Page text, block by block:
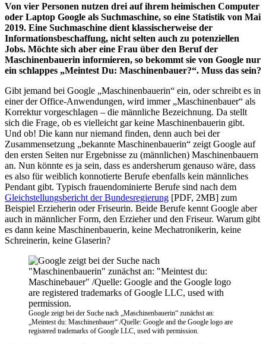
Von vier Personen nutzen drei auf ihrem heimischen Computer
oder Laptop Google als Suchmaschine, so eine Statistik von Mai
2019. Eine Suchmaschine dient klassischerweise der
Informationsbeschaffung, nicht selten auch zu potenziellen
Jobs. Möchte sich aber eine Frau über den Beruf der
Maschinenbauerin informieren, so bekommt sie von Google nur
ein schlappes „Meintest Du: Maschinenbauer?“. Muss das sein?
Gibt jemand bei Google „Maschinenbauerin“ ein, oder schreibt es in
einer der Office-Anwendungen, wird immer „Maschinenbauer“ als
Korrektur vorgeschlagen – die männliche Bezeichnung. Da stellt
sich die Frage, ob es vielleicht gar keine Maschinenbauerin gibt.
Und ob! Die kann nur niemand finden, denn auch bei der
Zusammensetzung „bekannte Maschinenbauerin“ zeigt Google auf
den ersten Seiten nur Ergebnisse zu (männlichen) Maschinenbauern
an. Nun könnte es ja sein, dass es andersherum genauso wäre, dass
es also für weiblich konnotierte Berufe ebenfalls kein männliches
Pendant gibt. Typisch frauendominierte Berufe sind nach dem
Gleichstellungsbericht der Bundesregierung [PDF, 2MB] zum
Beispiel Erzieherin oder Friseurin. Beide Berufe kennt Google aber
auch in männlicher Form, den Erzieher und den Friseur. Warum gibt
es dann keine Maschinenbauerin, keine Mechatronikerin, keine
Schreinerin, keine Glaserin?
Google zeigt bei der Suche nach „Maschinenbauerin“ zunächst an:
„Meintest du: Maschinenbauer“ /Quelle: Google and the Google logo are
registered trademarks of Google LLC, used with permission.